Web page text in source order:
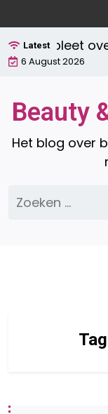
naar
de
inhoud
Latest
compleet
6 August 2026
Beauty
Het blog over
Zoeken
naar: